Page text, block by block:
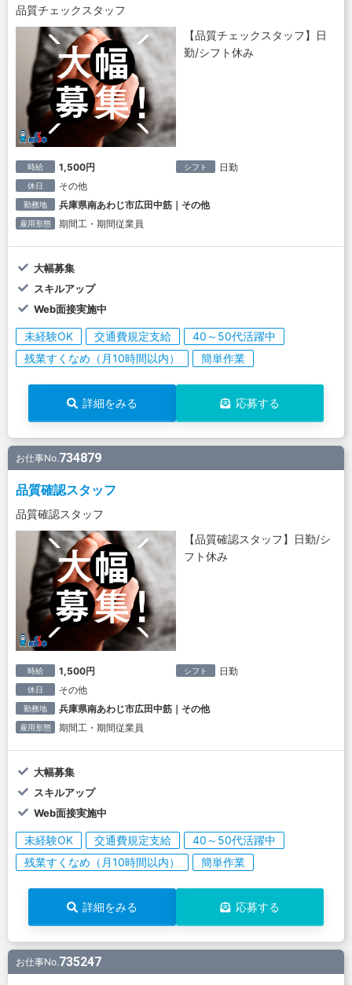
品質チェックスタッフ
【品質チェックスタッフ】日
勤/シフト休み
時給 1,500円 シフト 日勤
休日 その他
勤務地 兵庫県南あわじ市広田中筋｜その他
雇用形態 期間工・期間従業員
大幅募集
スキルアップ
Web面接実施中
未経験OK 交通費規定支給
40～50代活躍中
残業すくなめ（月10時間以内）
簡単作業
詳細をみる 応募する
お仕事No.734879
品質確認スタッフ
品質確認スタッフ
【品質確認スタッフ】日勤/シ
フト休み
時給 1,500円 シフト 日勤
休日 その他
勤務地 兵庫県南あわじ市広田中筋｜その他
雇用形態 期間工・期間従業員
大幅募集
スキルアップ
Web面接実施中
未経験OK 交通費規定支給
40～50代活躍中
残業すくなめ（月10時間以内）
簡単作業
詳細をみる 応募する
お仕事No.735247